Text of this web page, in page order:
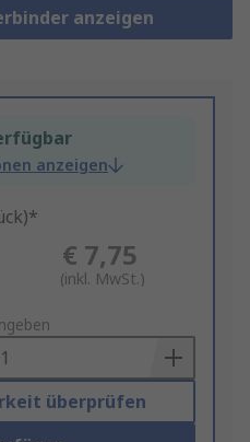
anzeigen
anzeigen
€ 7,75
(inkl. MwSt.)
überprüfen